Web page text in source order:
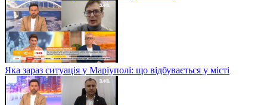
Яка зараз ситуація у Маріуполі: що відбувається у місті